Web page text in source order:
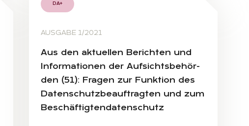
DA+
AUSGABE 1/2021
Aus den ak­tu­el­len Be­rich­ten und
In­for­ma­tio­nen der Auf­sichts­be­hör­
den (51): Fra­gen zur Funk­ti­on des
Da­ten­schutz­be­auf­trag­ten und zum
Be­schäf­tig­ten­da­ten­schutz